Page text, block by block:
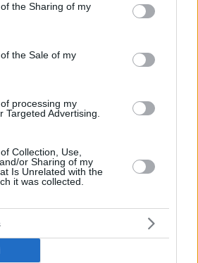
or usage behaviour. You may click to
to Google and its third-party tags to
specified purposes in below Google
the Sharing of my
the Sale of my
processing my
Targeted Advertising.
Collection, Use,
or Sharing of my
Is Unrelated with the
it was collected.
της Μπλάκπουλ αποκάλυψε πως
πρώτος ανοιχτά ομοφυλόφιλος